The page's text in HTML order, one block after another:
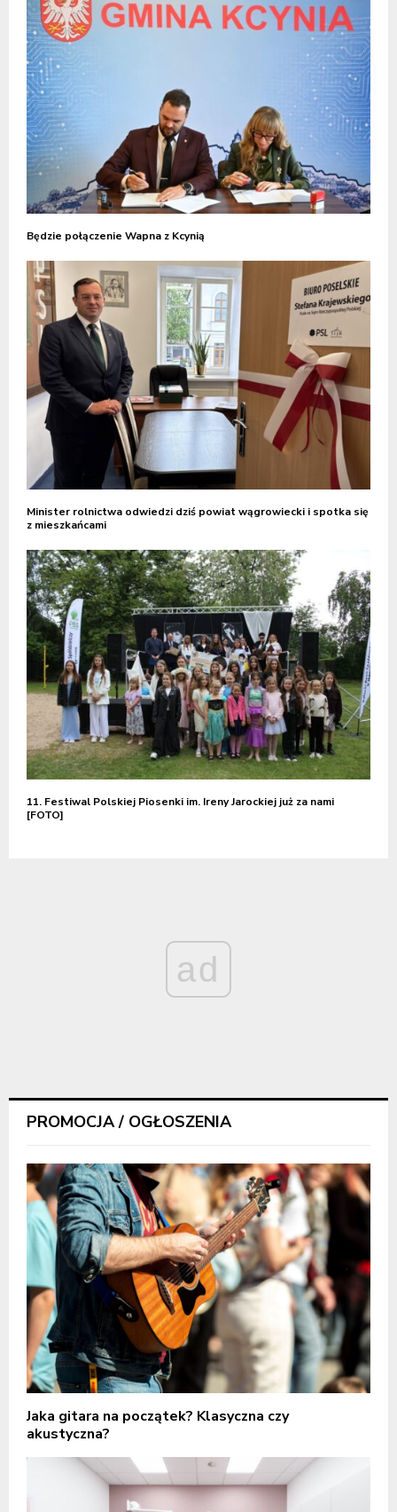
Będzie połączenie Wapna z Kcynią
Minister rolnictwa odwiedzi dziś powiat wągrowiecki i spotka się
z mieszkańcami
11. Festiwal Polskiej Piosenki im. Ireny Jarockiej już za nami
[FOTO]
ad
PROMOCJA / OGŁOSZENIA
Jaka gitara na początek? Klasyczna czy
akustyczna?